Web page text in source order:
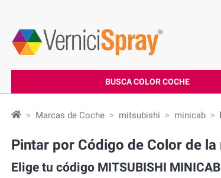
BUSCA COLOR COCHE
Marcas de Coche mitsubishi minicab
Pintar por Código de Color de la
Elige tu código MITSUBISHI